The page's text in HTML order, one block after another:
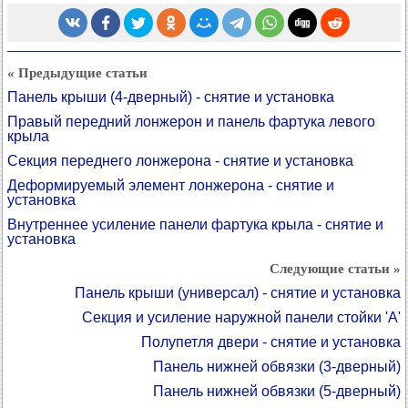
« Предыдущие статьи
Панель крыши (4-дверный) - снятие и установка
Правый передний лонжерон и панель фартука левого
крыла
Секция переднего лонжерона - снятие и установка
Деформируемый элемент лонжерона - снятие и
установка
Внутреннее усиление панели фартука крыла - снятие и
установка
Следующие статьи »
Панель крыши (универсал) - снятие и установка
Секция и усиление наружной панели стойки 'A'
Полупетля двери - снятие и установка
Панель нижней обвязки (3-дверный)
Панель нижней обвязки (5-дверный)